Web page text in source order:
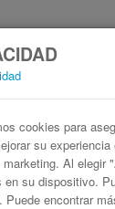
cookies para
su
Al elegir
su dispositivo.
encontrar